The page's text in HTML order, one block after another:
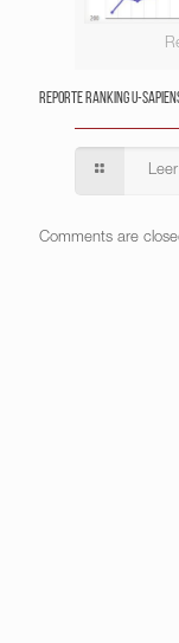
Reporte Ranking U-
Comments are